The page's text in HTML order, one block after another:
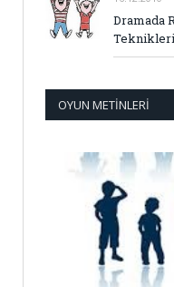
Dramada
Teknikleri
OYUN METINLERI